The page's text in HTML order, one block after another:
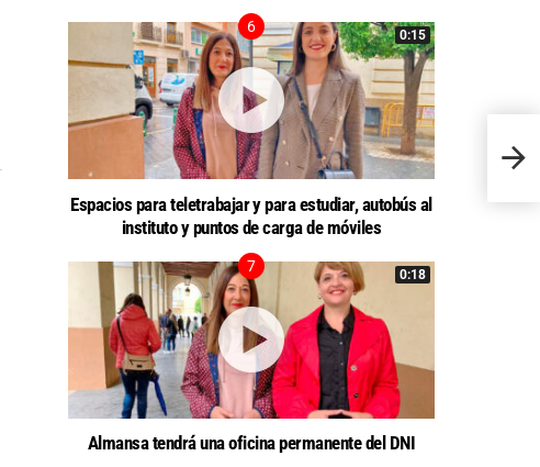
EL
0:15
Espacios para teletrabajar y para estudiar, autobús al
instituto y puntos de carga de móviles
0:18
Almansa tendrá una oficina permanente del DNI